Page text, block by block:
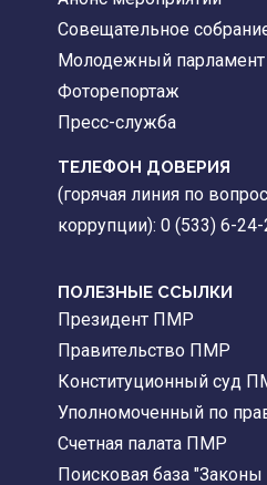
Совещательное
Молодежный парламент
Фоторепортаж
Пресс-служба
ТЕЛЕФОН ДОВЕРИЯ
(горячая линия по
коррупции): 0 (533) 6-
ПОЛЕЗНЫЕ ССЫЛКИ
Президент ПМР
Правительство ПМР
Конституционный суд
Уполномоченный по
Счетная палата ПМР
Поисковая база